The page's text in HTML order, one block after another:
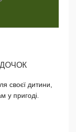
своєї дитини,
у пригоді.